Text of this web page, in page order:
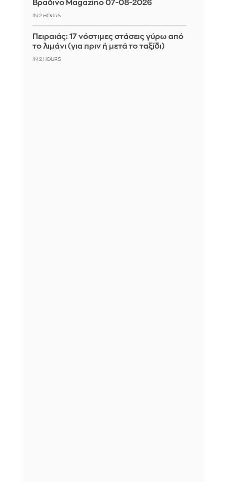
Βραδινο Magazino 07-08-2026
IN 2 HOURS
Πειραιάς: 17 νόστιμες στάσεις γύρω από
το λιμάνι (για πριν ή μετά το ταξίδι)
IN 2 HOURS